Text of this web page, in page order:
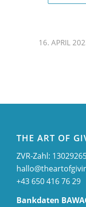
16. APRIL
/
THE ART OF
ZVR-Zahl:
+43 650 416 76 29
Bankdaten